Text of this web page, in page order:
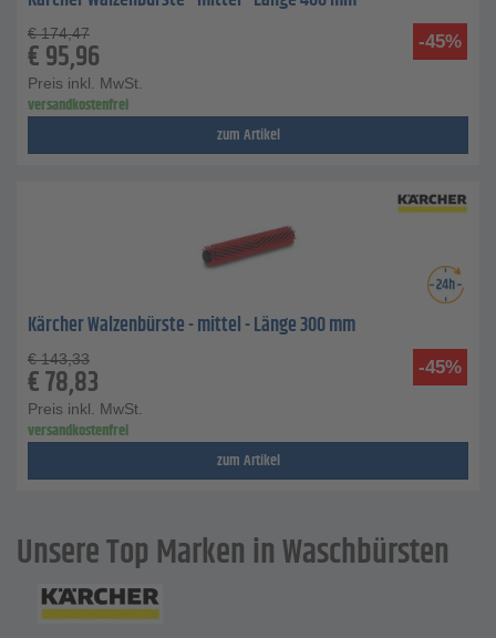
-45%
€ 174,47
€95,96
Preis inkl. MwSt.
versandkostenfrei
zum Artikel
Kärcher Walzenbürste - mittel - Länge 300 mm
-45%
€ 143,33
€78,83
Preis inkl. MwSt.
versandkostenfrei
zum Artikel
Unsere Top Marken in Waschbürsten